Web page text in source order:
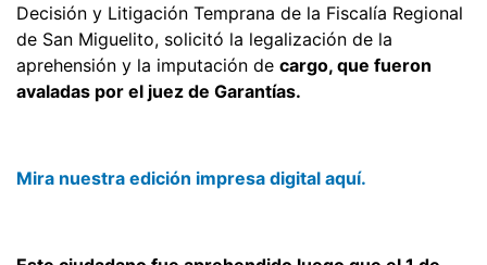
Decisión y Litigación Temprana de la Fiscalía Regional
de San Miguelito, solicitó la legalización de la
aprehensión y la imputación de cargo, que fueron
avaladas por el juez de Garantías.
Mira nuestra edición impresa digital aquí.